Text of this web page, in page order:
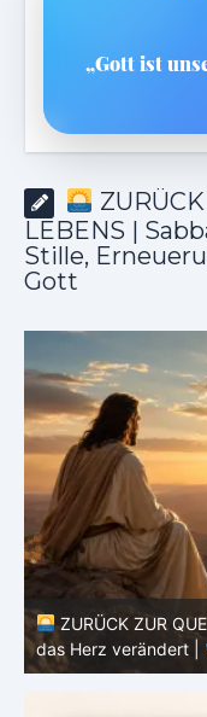
„Gott ist
LEBENS |
Stille,
Gott
ZURÜCK ZUR
das Herz verändert |
Schuldigern